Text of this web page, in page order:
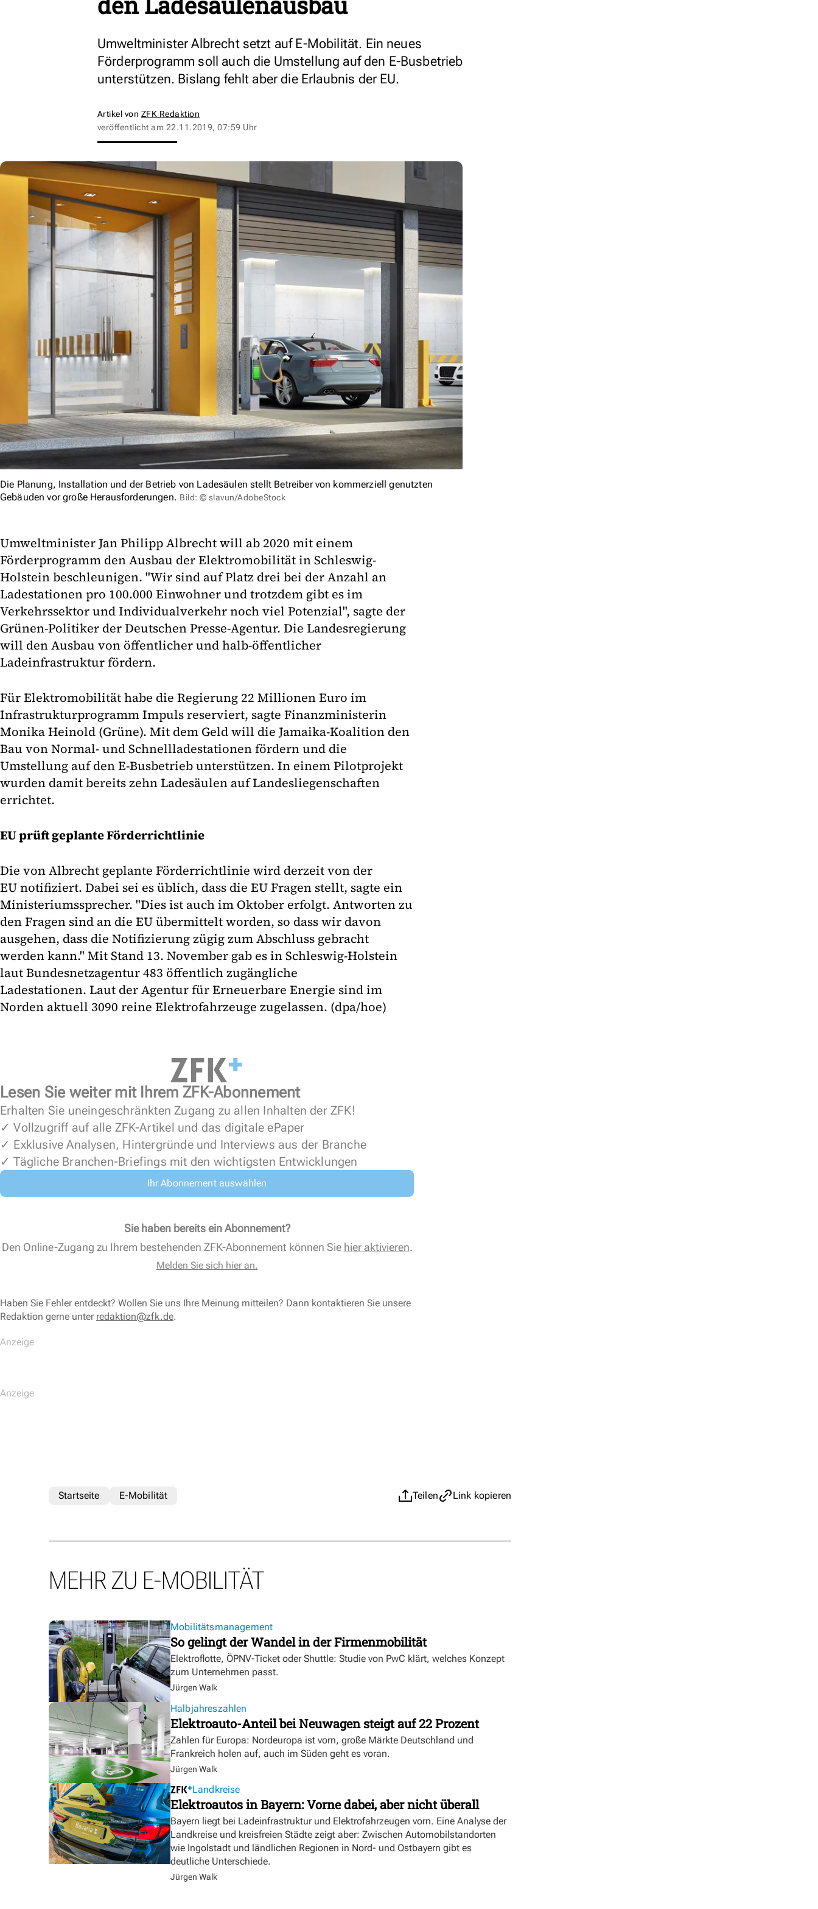
Umweltminister Albrecht setzt auf E-Mobilität. Ein neues
Förderprogramm soll auch die Umstellung auf den E-Busbetrieb
unterstützen. Bislang fehlt aber die Erlaubnis der EU.
Artikel von ZFK Redaktion
veröffentlicht am 22.11.2019, 07:59 Uhr
Die Planung, Installation und der Betrieb von Ladesäulen stellt Betreiber von kommerziell genutzten
Gebäuden vor große Herausforderungen. Bild: © slavun/AdobeStock
Umweltminister Jan Philipp Albrecht will ab 2020 mit einem
Förderprogramm den Ausbau der Elektromobilität in Schleswig-
Holstein beschleunigen. "Wir sind auf Platz drei bei der Anzahl an
Ladestationen pro 100.000 Einwohner und trotzdem gibt es im
Verkehrssektor und Individualverkehr noch viel Potenzial", sagte der
Grünen-Politiker der Deutschen Presse-Agentur. Die Landesregierung
will den Ausbau von öffentlicher und halb-öffentlicher
Ladeinfrastruktur fördern.
Für Elektromobilität habe die Regierung 22 Millionen Euro im
Infrastrukturprogramm Impuls reserviert, sagte Finanzministerin
Monika Heinold (Grüne). Mit dem Geld will die Jamaika-Koalition den
Bau von Normal- und Schnellladestationen fördern und die
Umstellung auf den E-Busbetrieb unterstützen. In einem Pilotprojekt
wurden damit bereits zehn Ladesäulen auf Landesliegenschaften
errichtet.
EU prüft geplante Förderrichtlinie
Die von Albrecht geplante Förderrichtlinie wird derzeit von der
EU notifiziert. Dabei sei es üblich, dass die EU Fragen stellt, sagte ein
Ministeriumssprecher. "Dies ist auch im Oktober erfolgt. Antworten zu
den Fragen sind an die EU übermittelt worden, so dass wir davon
ausgehen, dass die Notifizierung zügig zum Abschluss gebracht
werden kann." Mit Stand 13. November gab es in Schleswig-Holstein
laut Bundesnetzagentur 483 öffentlich zugängliche
Ladestationen. Laut der Agentur für Erneuerbare Energie sind im
Norden aktuell 3090 reine Elektrofahrzeuge zugelassen. (dpa/hoe)
Lesen Sie weiter mit Ihrem ZFK-Abonnement
Erhalten Sie uneingeschränkten Zugang zu allen Inhalten der ZFK!
✓ Vollzugriff auf alle ZFK-Artikel und das digitale ePaper
✓ Exklusive Analysen, Hintergründe und Interviews aus der Branche
✓ Tägliche Branchen-Briefings mit den wichtigsten Entwicklungen
Ihr Abonnement auswählen
Sie haben bereits ein Abonnement?
Den Online-Zugang zu Ihrem bestehenden ZFK-Abonnement können Sie hier aktivieren.
Melden Sie sich hier an.
Haben Sie Fehler entdeckt? Wollen Sie uns Ihre Meinung mitteilen? Dann kontaktieren Sie unsere
Redaktion gerne unter redaktion@zfk.de.
Teilen Link kopieren
Startseite E-Mobilität
MEHR ZU E-MOBILITÄT
Mobilitätsmanagement
So gelingt der Wandel in der Firmenmobilität
Elektroflotte, ÖPNV-Ticket oder Shuttle: Studie von PwC klärt, welches Konzept
zum Unternehmen passt.
Jürgen Walk
Halbjahreszahlen
Elektroauto-Anteil bei Neuwagen steigt auf 22 Prozent
Zahlen für Europa: Nordeuropa ist vorn, große Märkte Deutschland und
Frankreich holen auf, auch im Süden geht es voran.
Jürgen Walk
Landkreise
Elektroautos in Bayern: Vorne dabei, aber nicht überall
Bayern liegt bei Ladeinfrastruktur und Elektrofahrzeugen vorn. Eine Analyse der
Landkreise und kreisfreien Städte zeigt aber: Zwischen Automobilstandorten
wie Ingolstadt und ländlichen Regionen in Nord- und Ostbayern gibt es
deutliche Unterschiede.
Jürgen Walk